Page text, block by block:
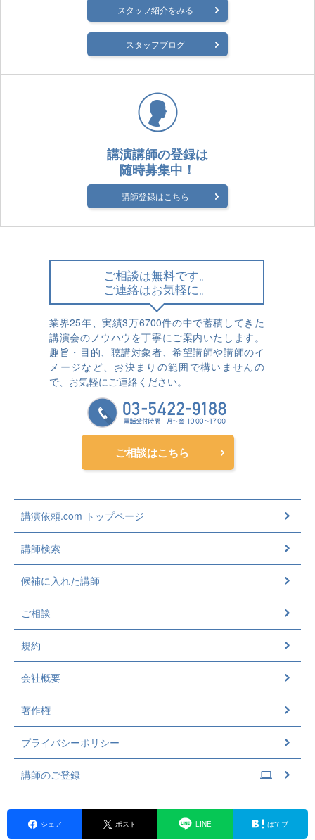
スタッフ紹介をみる
スタッフブログ
講演講師の登録は
随時募集中！
講師登録はこちら
ご相談は無料です。
ご連絡はお気軽に。
業界25年、実績3万6700件の中で蓄積してきた
講演会のノウハウを丁寧にご案内いたします。
趣旨・目的、聴講対象者、希望講師や講師のイ
メージなど、お決まりの範囲で構いませんの
で、お気軽にご連絡ください。
ご相談はこちら
講演依頼.com トップページ
講師検索
候補に入れた講師
ご相談
規約
会社概要
著作権
プライバシーポリシー
講師のご登録
シェア ポスト LINE はてブ